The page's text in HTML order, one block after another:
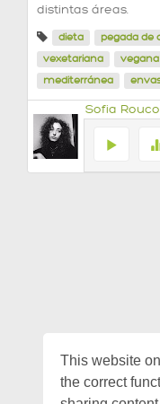
This website
the correct
distintas áreas.
dieta pegada de
vexetariana
vegana
mediterránea
Sofia